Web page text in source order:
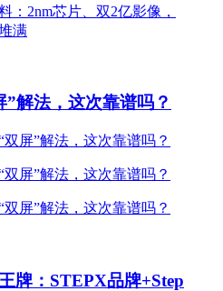
解法，这次靠谱吗？
牌：STEPX品牌+Step